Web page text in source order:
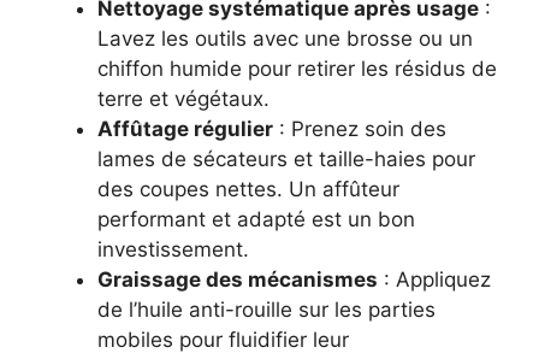
Nettoyage systématique après usage :
Lavez les outils avec une brosse ou un
chiffon humide pour retirer les résidus de
terre et végétaux.
Affûtage régulier : Prenez soin des
lames de sécateurs et taille-haies pour
des coupes nettes. Un affûteur
performant et adapté est un bon
investissement.
Graissage des mécanismes : Appliquez
de l’huile anti-rouille sur les parties
mobiles pour fluidifier leur